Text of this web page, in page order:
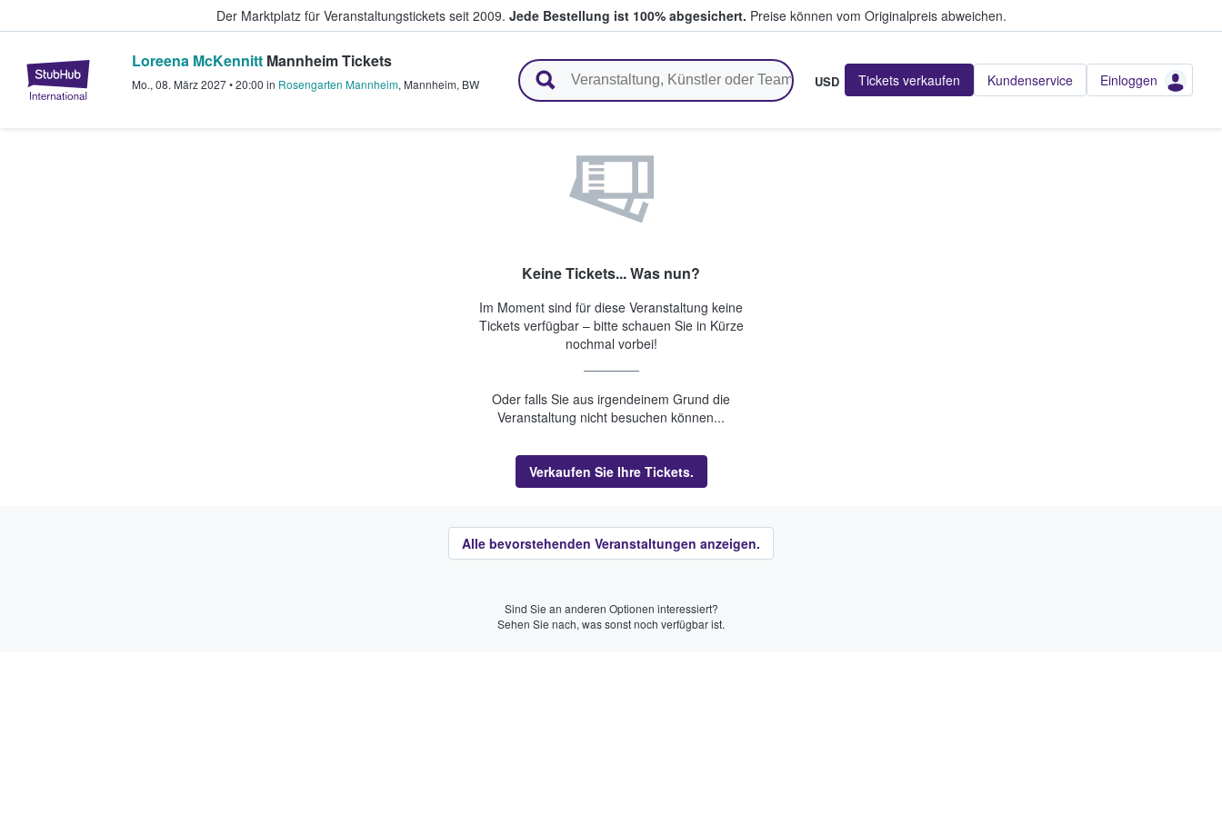
Der Marktplatz für Veranstaltungstickets seit 2009. Jede Bestellung ist 100% abgesichert. Preise können vom Originalpreis abweichen.
StubHub - Wo Fans Tickets kaufen & verkaufen
Loreena McKennitt Mannheim Tickets
Mo., 08. März 2027•20:00 in Rosengarten Mannheim, Mannheim, BW USD Tickets verkaufen Kundenservice Einloggen
Keine Tickets... Was nun?
Im Moment sind für diese Veranstaltung keine
Tickets verfügbar – bitte schauen Sie in Kürze
nochmal vorbei!
Oder falls Sie aus irgendeinem Grund die
Veranstaltung nicht besuchen können...
Verkaufen Sie Ihre Tickets.
Alle bevorstehenden Veranstaltungen anzeigen.
Sind Sie an anderen Optionen interessiert?
Sehen Sie nach, was sonst noch verfügbar ist.